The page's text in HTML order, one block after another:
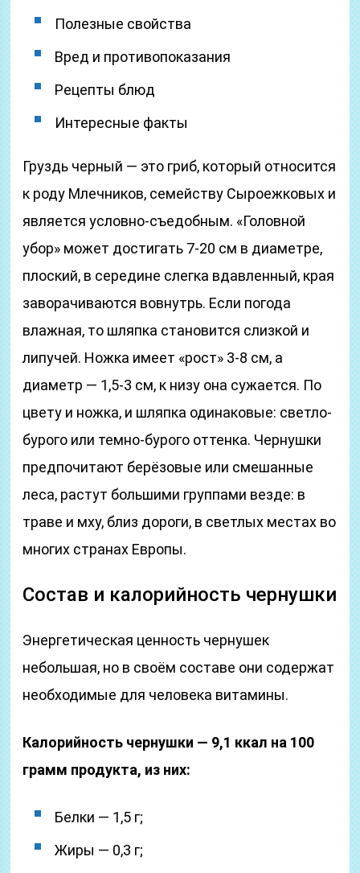
Полезные свойства
Вред и противопоказания
Рецепты блюд
Интересные факты
Груздь черный — это гриб, который относится
к роду Млечников, семейству Сыроежковых и
является условно-съедобным. «Головной
убор» может достигать 7-20 см в диаметре,
плоский, в середине слегка вдавленный, края
заворачиваются вовнутрь. Если погода
влажная, то шляпка становится слизкой и
липучей. Ножка имеет «рост» 3-8 см, а
диаметр — 1,5-3 см, к низу она сужается. По
цвету и ножка, и шляпка одинаковые: светло-
бурого или темно-бурого оттенка. Чернушки
предпочитают берёзовые или смешанные
леса, растут большими группами везде: в
траве и мху, близ дороги, в светлых местах во
многих странах Европы.
Состав и калорийность чернушки
Энергетическая ценность чернушек
небольшая, но в своём составе они содержат
необходимые для человека витамины.
Калорийность чернушки — 9,1 ккал на 100
грамм продукта, из них:
Белки — 1,5 г;
Жиры — 0,3 г;